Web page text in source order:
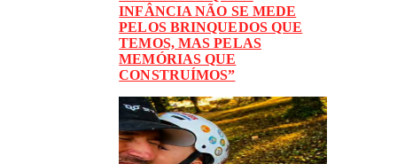
INFÂNCIA NÃO SE MEDE
PELOS BRINQUEDOS QUE
TEMOS, MAS PELAS
MEMÓRIAS QUE
CONSTRUÍMOS”